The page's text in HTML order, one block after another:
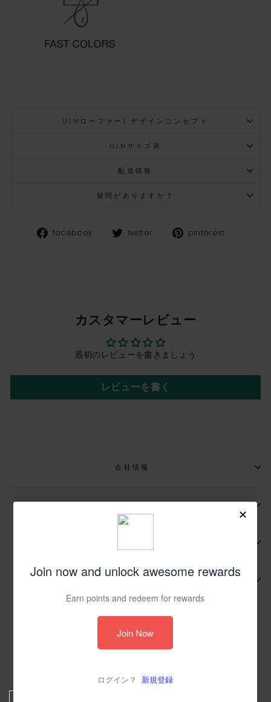
UINローファー| デザインコンセプト
UINサイズ表
配送情報
疑問がありますか？
facebook Facebook
twitter Twitterpinterest
カスタマーレビュー
最初のレビューを書きましょう
レビューを書く
会社情報
📩メールマガジンの登録